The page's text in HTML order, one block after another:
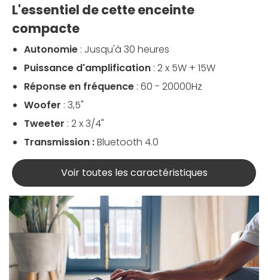
L'essentiel de cette enceinte
compacte
Autonomie : Jusqu'à 30 heures
Puissance d'amplification : 2 x 5W + 15W
Réponse en fréquence : 60 - 20000Hz
Woofer : 3,5"
Tweeter : 2 x 3/4"
Transmission :Bluetooth 4.0
Voir toutes les caractéristiques